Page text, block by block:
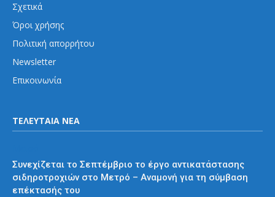
Σχετικά
Όροι χρήσης
Πολιτική απορρήτου
Newsletter
Επικοινωνία
ΤΕΛΕΥΤΑΙΑ ΝΕΑ
Συνεχίζεται το Σεπτέμβριο το έργο αντικατάστασης
σιδηροτροχιών στο Μετρό – Αναμονή για τη σύμβαση
επέκτασής του